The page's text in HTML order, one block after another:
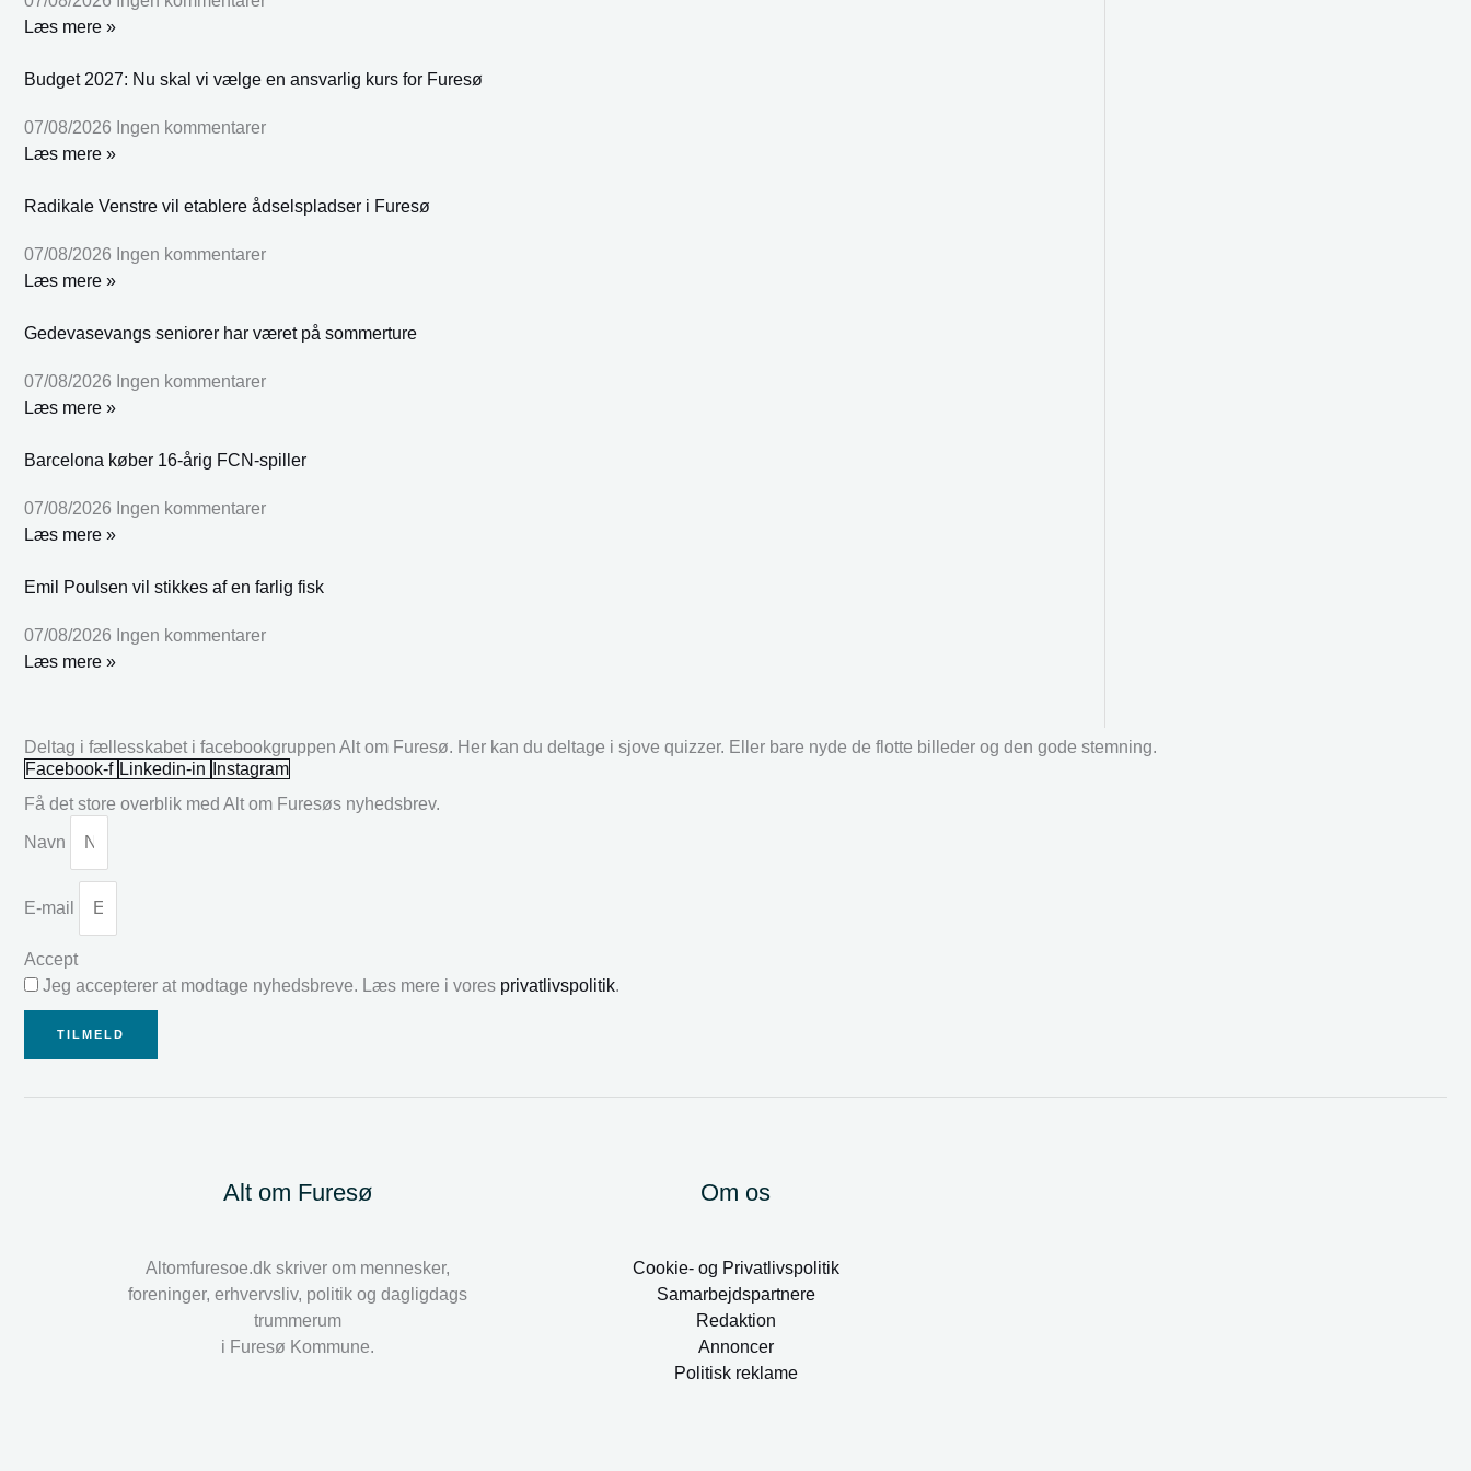
Læs mere »
Budget 2027: Nu skal vi vælge en ansvarlig kurs for Furesø
07/08/2026 Ingen kommentarer
Læs mere »
Radikale Venstre vil etablere ådselspladser i Furesø
07/08/2026 Ingen kommentarer
Læs mere »
Gedevasevangs seniorer har været på sommerture
07/08/2026 Ingen kommentarer
Læs mere »
Barcelona køber 16-årig FCN-spiller
07/08/2026 Ingen kommentarer
Læs mere »
Emil Poulsen vil stikkes af en farlig fisk
07/08/2026 Ingen kommentarer
Læs mere »
Deltag i fællesskabet i facebookgruppen Alt om Furesø. Her kan du deltage i sjove quizzer. Eller bare nyde de flotte billeder og den gode stemning.
Facebook-f Linkedin-in
Instagram
Få det store overblik med Alt om Furesøs nyhedsbrev.
Navn
E-mail
Accept
Jeg accepterer at modtage nyhedsbreve. Læs mere i vores privatlivspolitik.
TILMELD
Alt om Furesø
Altomfuresoe.dk skriver om mennesker,
foreninger, erhvervsliv, politik og dagligdags
trummerum
i Furesø Kommune.
Om os
Cookie- og Privatlivspolitik
Samarbejdspartnere
Redaktion
Annoncer
Politisk reklame